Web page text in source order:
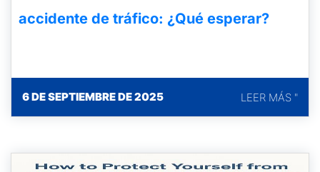
accidente de tráfico: ¿Qué esperar?
6 DE SEPTIEMBRE DE 2025 LEER MÁS "